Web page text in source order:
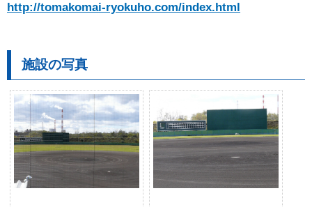
http://tomakomai-ryokuho.com/index.html
施設の写真